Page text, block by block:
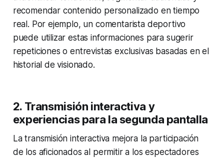
recomendar contenido personalizado en tiempo
real. Por ejemplo, un comentarista deportivo
puede utilizar estas informaciones para sugerir
repeticiones o entrevistas exclusivas basadas en el
historial de visionado.
2. Transmisión interactiva y
experiencias para la segunda pantalla
La transmisión interactiva mejora la participación
de los aficionados al permitir a los espectadores